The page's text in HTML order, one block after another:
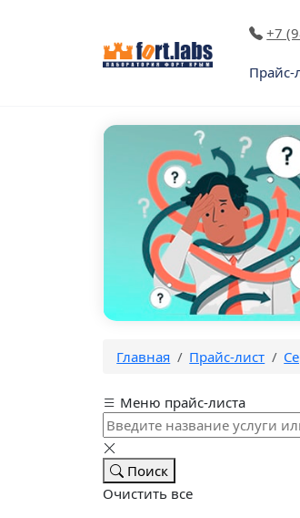
+7
Прайс-
Главная Прайс-лист
Меню прайс-листа
Поиск
Очистить все